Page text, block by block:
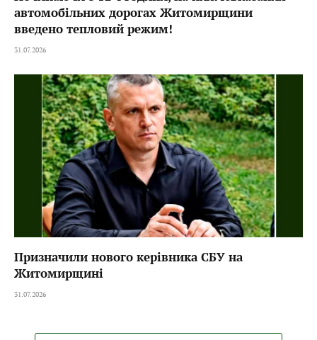
автомобільних дорогах Житомирщини
введено тепловий режим!
31.07.2026
Призначили нового керівника СБУ на
Житомирщині
31.07.2026